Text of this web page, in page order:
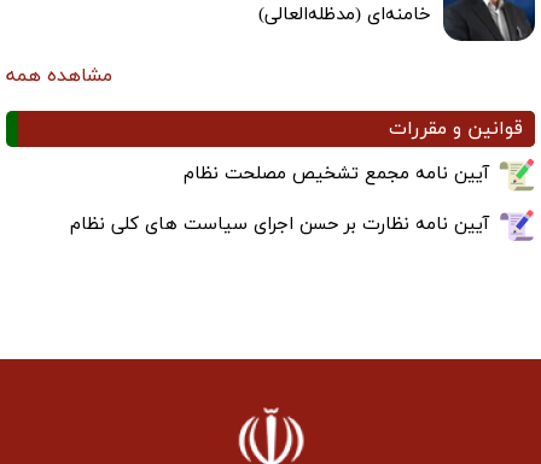
خامنه‌ای (مدظله‌العالی)
مشاهده همه
قوانین و مقررات
آیین نامه مجمع تشخیص مصلحت نظام
آیین نامه نظارت بر حسن اجرای سیاست های کلی نظام